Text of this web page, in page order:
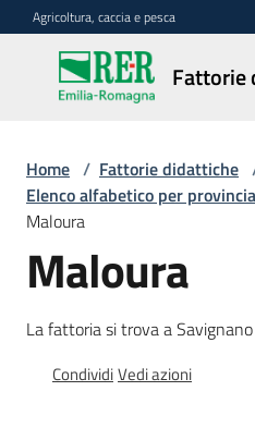
Vai al contenuto
Vai alla navigazione
Vai al footer
Agricoltura, caccia e pesca
Fattorie
Fattorie
didattiche
Trova
sulla
Menu selezionato
necessari
Corsi
Home / Fattorie didattiche
Elenco alfabetico per provincia
Maloura
Maloura
La fattoria si trova a
CondividiVedi azioni